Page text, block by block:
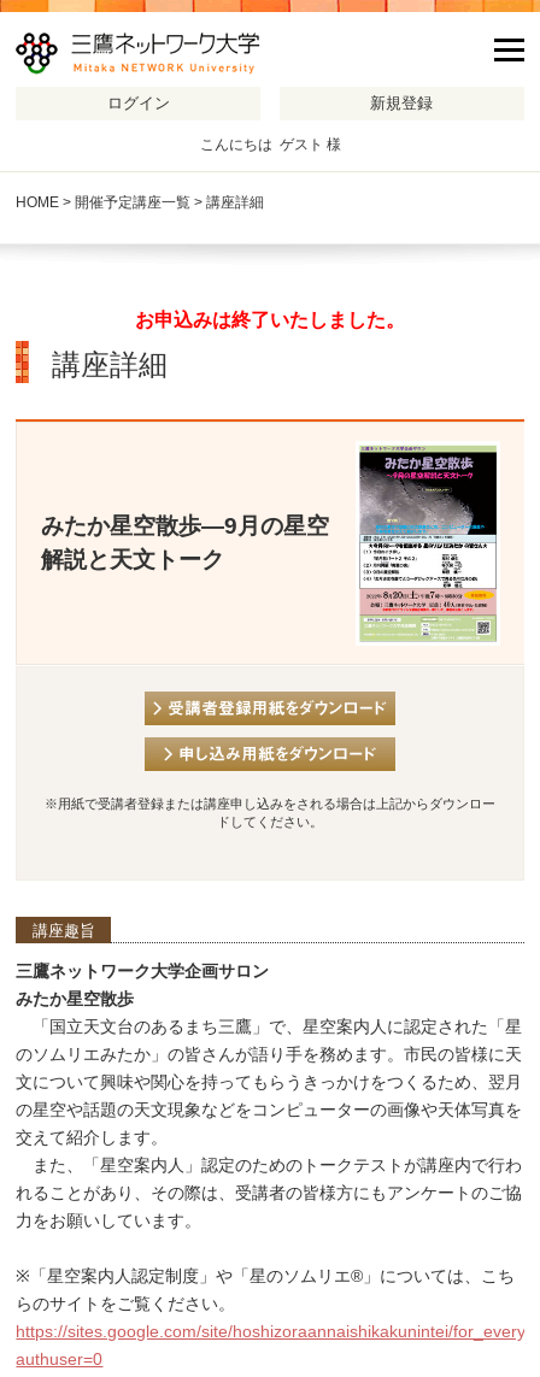
こんにちは ゲスト 様
HOME > 開催予定講座一覧 > 講座詳細
お申込みは終了いたしました。
講座詳細
みたか星空散歩―9月の星空
解説と天文トーク
※用紙で受講者登録または講座申し込みをされる場合は上記からダウンロー
ドしてください。
講座趣旨
三鷹ネットワーク大学企画サロン
みたか星空散歩
「国立天文台のあるまち三鷹」で、星空案内人に認定された「星
のソムリエみたか」の皆さんが語り手を務めます。市民の皆様に天
文について興味や関心を持ってもらうきっかけをつくるため、翌月
の星空や話題の天文現象などをコンピューターの画像や天体写真を
交えて紹介します。
また、「星空案内人」認定のためのトークテストが講座内で行わ
れることがあり、その際は、受講者の皆様方にもアンケートのご協
力をお願いしています。
※「星空案内人認定制度」や「星のソムリエ®」については、こち
らのサイトをご覧ください。
https://sites.google.com/site/hoshizoraannaishikakunintei/
authuser=0